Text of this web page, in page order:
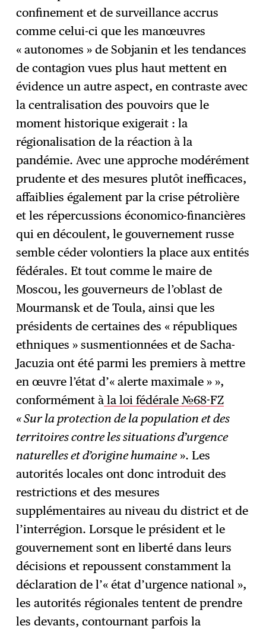
confinement et de surveillance accrus
comme celui-ci que les manœuvres
« autonomes » de Sobjanin et les tendances
de contagion vues plus haut mettent en
évidence un autre aspect, en contraste avec
la centralisation des pouvoirs que le
moment historique exigerait : la
régionalisation de la réaction à la
pandémie. Avec une approche modérément
prudente et des mesures plutôt inefficaces,
affaiblies également par la crise pétrolière
et les répercussions économico-financières
qui en découlent, le gouvernement russe
semble céder volontiers la place aux entités
fédérales. Et tout comme le maire de
Moscou, les gouverneurs de l’oblast de
Mourmansk et de Toula, ainsi que les
présidents de certaines des « républiques
ethniques » susmentionnées et de Sacha-
Jacuzia ont été parmi les premiers à mettre
en œuvre l’état d’« alerte maximale » »,
conformément à la loi fédérale №68-FZ
« Sur la protection de la population et des
territoires contre les situations d’urgence
naturelles et d’origine humaine». Les
autorités locales ont donc introduit des
restrictions et des mesures
supplémentaires au niveau du district et de
l’interrégion. Lorsque le président et le
gouvernement sont en liberté dans leurs
décisions et repoussent constamment la
déclaration de l’« état d’urgence national »,
les autorités régionales tentent de prendre
les devants, contournant parfois la